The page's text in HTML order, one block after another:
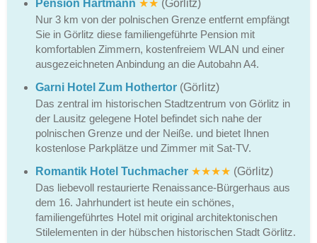
Pension Hartmann ★★ (Görlitz)
Nur 3 km von der polnischen Grenze entfernt empfängt
Sie in Görlitz diese familiengeführte Pension mit
komfortablen Zimmern, kostenfreiem WLAN und einer
ausgezeichneten Anbindung an die Autobahn A4.
Garni Hotel Zum Hothertor (Görlitz)
Das zentral im historischen Stadtzentrum von Görlitz in
der Lausitz gelegene Hotel befindet sich nahe der
polnischen Grenze und der Neiße. und bietet Ihnen
kostenlose Parkplätze und Zimmer mit Sat-TV.
Romantik Hotel Tuchmacher ★★★★ (Görlitz)
Das liebevoll restaurierte Renaissance-Bürgerhaus aus
dem 16. Jahrhundert ist heute ein schönes,
familiengeführtes Hotel mit original architektonischen
Stilelementen in der hübschen historischen Stadt Görlitz.